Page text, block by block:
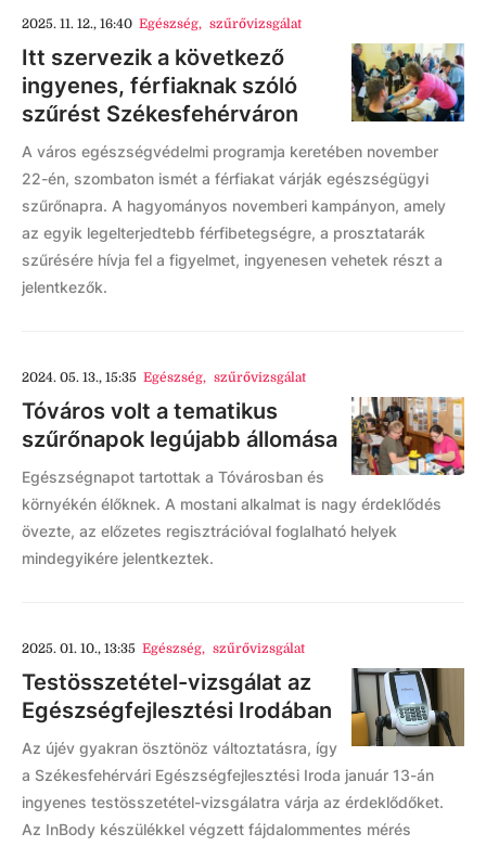
2025. 11. 12., 16:40 Egészség, szűrővizsgálat
Itt szervezik a következő
ingyenes, férfiaknak szóló
szűrést Székesfehérváron
A város egészségvédelmi programja keretében november
22-én, szombaton ismét a férfiakat várják egészségügyi
szűrőnapra. A hagyományos novemberi kampányon, amely
az egyik legelterjedtebb férfibetegségre, a prosztatarák
szűrésére hívja fel a figyelmet, ingyenesen vehetek részt a
jelentkezők.
2024. 05. 13., 15:35 Egészség, szűrővizsgálat
Tóváros volt a tematikus
szűrőnapok legújabb állomása
Egészségnapot tartottak a Tóvárosban és
környékén élőknek. A mostani alkalmat is nagy érdeklődés
övezte, az előzetes regisztrációval foglalható helyek
mindegyikére jelentkeztek.
2025. 01. 10., 13:35 Egészség, szűrővizsgálat
Testösszetétel-vizsgálat az
Egészségfejlesztési Irodában
Az újév gyakran ösztönöz változtatásra, így
a Székesfehérvári Egészségfejlesztési Iroda január 13-án
ingyenes testösszetétel-vizsgálatra várja az érdeklődőket.
Az InBody készülékkel végzett fájdalommentes mérés